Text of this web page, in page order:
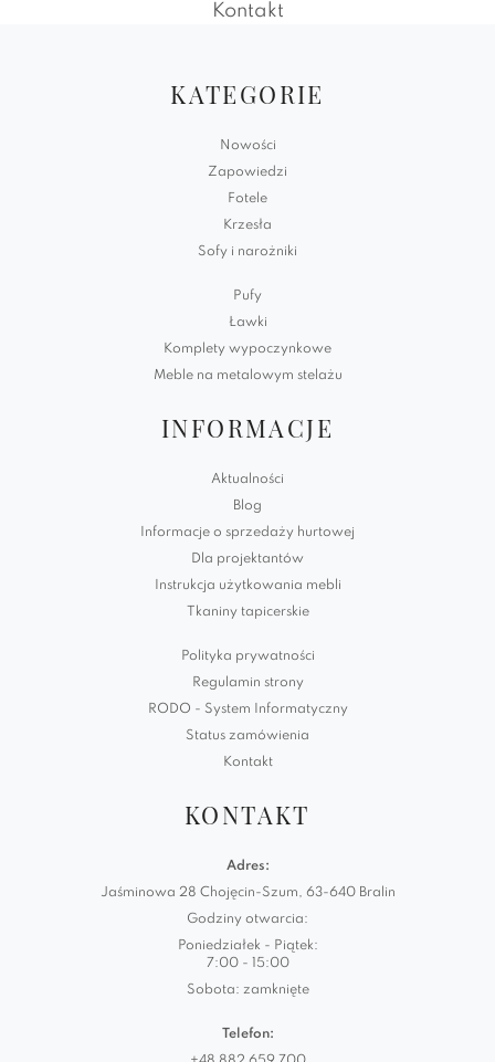
Kontakt
KATEGORIE
Nowości
Zapowiedzi
Fotele
Krzesła
Sofy i narożniki
Pufy
Ławki
Komplety wypoczynkowe
Meble na metalowym stelażu
INFORMACJE
Aktualności
Blog
Informacje o sprzedaży hurtowej
Dla projektantów
Instrukcja użytkowania mebli
Tkaniny tapicerskie
Polityka prywatności
Regulamin strony
RODO - System Informatyczny
Status zamówienia
Kontakt
KONTAKT
Adres:
Jaśminowa 28 Chojęcin-Szum, 63-640 Bralin
Godziny otwarcia:
Poniedziałek - Piątek:
7:00 - 15:00
Sobota: zamknięte
Telefon: